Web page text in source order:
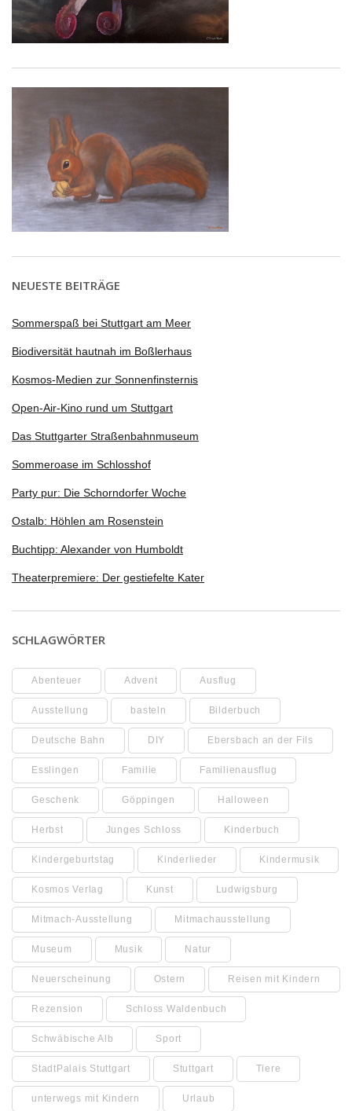
NEUESTE BEITRÄGE
Sommerspaß bei Stuttgart am Meer
Biodiversität hautnah im Boßlerhaus
Kosmos-Medien zur Sonnenfinsternis
Open-Air-Kino rund um Stuttgart
Das Stuttgarter Straßenbahnmuseum
Sommeroase im Schlosshof
Party pur: Die Schorndorfer Woche
Ostalb: Höhlen am Rosenstein
Buchtipp: Alexander von Humboldt
Theaterpremiere: Der gestiefelte Kater
SCHLAGWÖRTER
Abenteuer Advent Ausflug
Ausstellung basteln Bilderbuch
Deutsche Bahn DIY Ebersbach an der Fils
Esslingen Familie Familienausflug
Geschenk Göppingen Halloween
Herbst Junges Schloss Kinderbuch
Kindergeburtstag Kinderlieder Kindermusik
Kosmos Verlag Kunst Ludwigsburg
Mitmach-Ausstellung Mitmachausstellung
Museum Musik Natur
Neuerscheinung Ostern Reisen mit Kindern
Rezension Schloss Waldenbuch
Schwäbische Alb Sport
StadtPalais Stuttgart Stuttgart Tiere
unterwegs mit Kindern Urlaub